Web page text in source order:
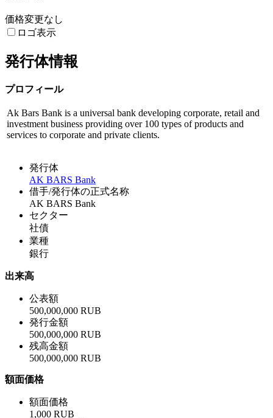
価格変更なし
ロゴ表示
発行体情報
プロフィール
Ak Bars Bank is a universal bank developing corporate, retail and
investment business providing over 100 types of products and
services to corporate and private clients.
発行体
AK BARS Bank
借手/発行体の正式名称
AK BARS Bank
セクター
社債
業種
銀行
出来高
公表額
500,000,000 RUB
発行金額
500,000,000 RUB
残高金額
500,000,000 RUB
額面価格
額面価格
1,000 RUB